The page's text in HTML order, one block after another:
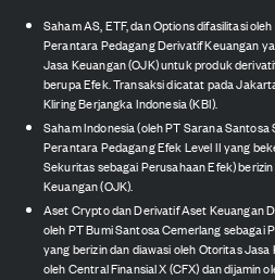
Saham AS, ETF, dan Options difasilitasi
Perantara Pedagang Derivatif Keuangan
Jasa Keuangan (OJK) untuk produk
berupa Efek. Transaksi dicatat pada
Kliring Berjangka Indonesia (KBI).
Saham Indonesia (oleh PT Sarana
Perantara Pedagang Efek Level II yang
Sekuritas sebagai Perusahaan Efek)
Keuangan (OJK).
Aset Crypto dan Derivatif Aset Keuangan
oleh PT Bumi Santosa Cemerlang sebagai
yang berizin dan diawasi oleh Otoritas
oleh Central Finansial X (CFX) dan dijamin